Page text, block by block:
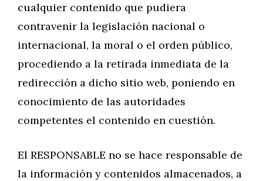
cualquier contenido que pudiera
contravenir la legislación nacional o
internacional, la moral o el orden público,
procediendo a la retirada inmediata de la
redirección a dicho sitio web, poniendo en
conocimiento de las autoridades
competentes el contenido en cuestión.
El RESPONSABLE no se hace responsable de
la información y contenidos almacenados, a